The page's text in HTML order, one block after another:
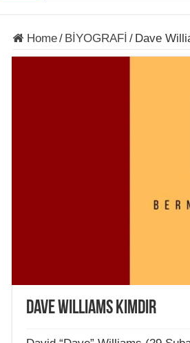
Home/ BİYOGRAFİ / Dave
Dave Williams Kimdir